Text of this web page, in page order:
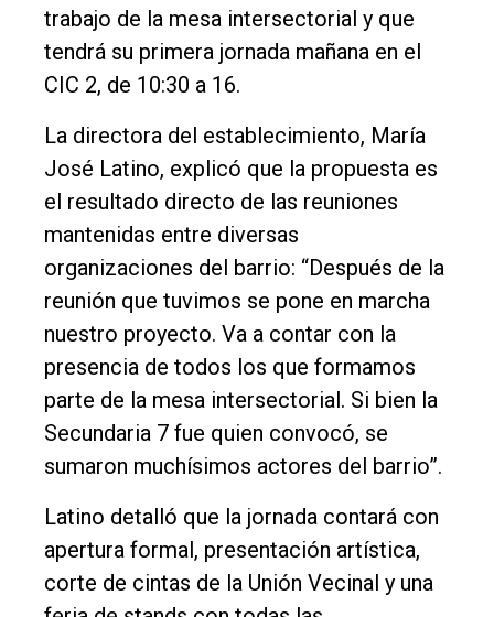
Inicio
Tendencia
General
Política
Cultura
Entrevistas
Rural
Deportes
Fúnebres
Edición
Empresa
Nosotros
Contacto
trabajo de la mesa intersectorial y que
tendrá su primera jornada mañana en el
CIC 2, de 10:30 a 16.
La directora del establecimiento, María
José Latino, explicó que la propuesta es
el resultado directo de las reuniones
mantenidas entre diversas
organizaciones del barrio: “Después de la
reunión que tuvimos se pone en marcha
nuestro proyecto. Va a contar con la
presencia de todos los que formamos
parte de la mesa intersectorial. Si bien la
Secundaria 7 fue quien convocó, se
sumaron muchísimos actores del barrio”.
Latino detalló que la jornada contará con
apertura formal, presentación artística,
corte de cintas de la Unión Vecinal y una